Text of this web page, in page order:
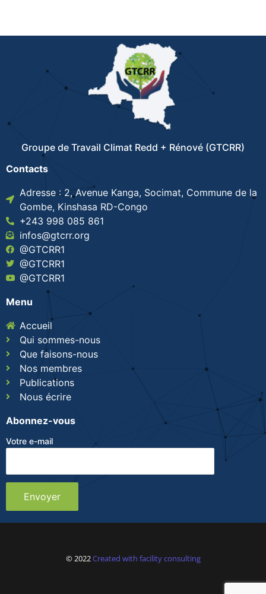
Groupe de Travail Climat Redd + Rénové (GTCRR)
Contacts
Adresse : 2, Avenue Kanga, Socimat, Commune de la
Gombe, Kinshasa RD-Congo
+243 998 085 861
infos@gtcrr.org
@GTCRR1
@GTCRR1
@GTCRR1
Menu
Accueil
Qui sommes-nous
Que faisons-nous
Nos membres
Publications
Nous écrire
Abonnez-vous
Votre e-mail
© 2022Created with facility consulting